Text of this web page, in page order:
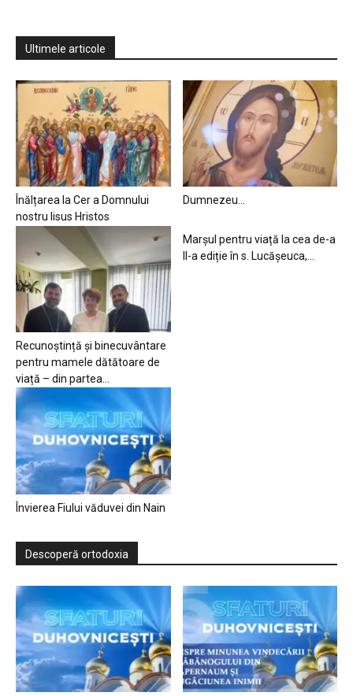
Ultimele articole
Înălțarea la Cer a Domnului
nostru Iisus Hristos
Dumnezeu…
Recunoștință și binecuvântare
pentru mamele dătătoare de
viață – din partea...
Marșul pentru viață la cea de-a
II-a ediție în s. Lucășeuca,...
Învierea Fiului văduvei din Nain
Descoperă ortodoxia